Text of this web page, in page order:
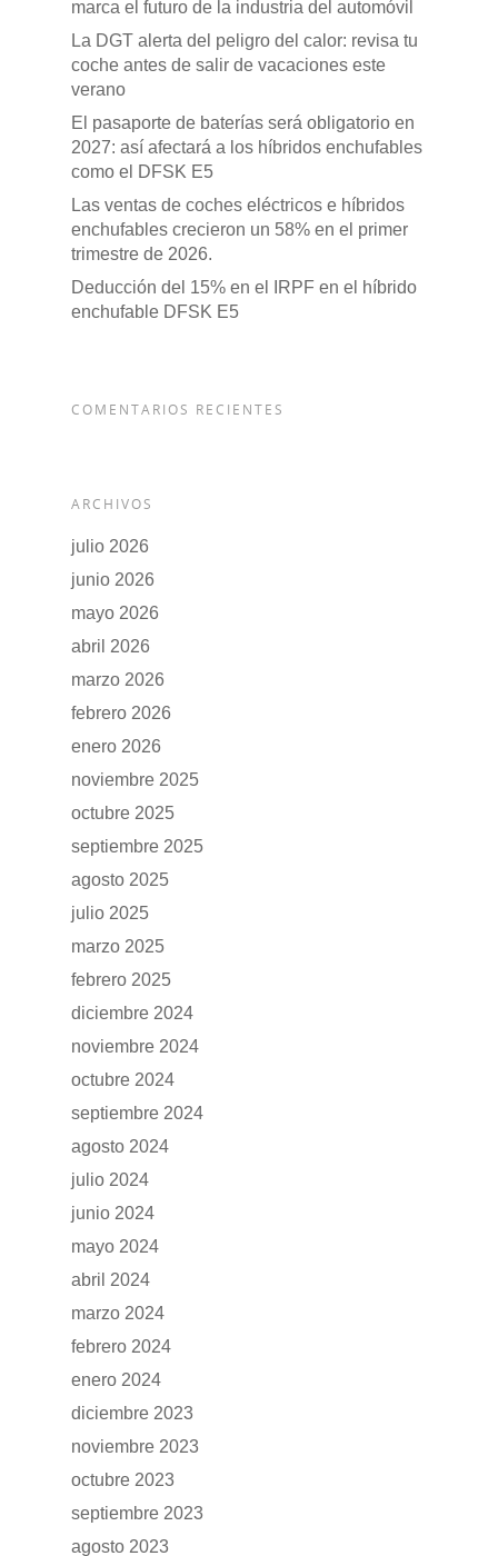
marca el futuro de la industria del automóvil
La DGT alerta del peligro del calor: revisa tu
coche antes de salir de vacaciones este
verano
El pasaporte de baterías será obligatorio en
2027: así afectará a los híbridos enchufables
como el DFSK E5
Las ventas de coches eléctricos e híbridos
enchufables crecieron un 58% en el primer
trimestre de 2026.
Deducción del 15% en el IRPF en el híbrido
enchufable DFSK E5
COMENTARIOS RECIENTES
ARCHIVOS
julio 2026
junio 2026
mayo 2026
abril 2026
marzo 2026
febrero 2026
enero 2026
noviembre 2025
octubre 2025
septiembre 2025
agosto 2025
julio 2025
marzo 2025
febrero 2025
diciembre 2024
noviembre 2024
octubre 2024
septiembre 2024
agosto 2024
julio 2024
junio 2024
mayo 2024
abril 2024
marzo 2024
febrero 2024
enero 2024
diciembre 2023
noviembre 2023
octubre 2023
septiembre 2023
agosto 2023